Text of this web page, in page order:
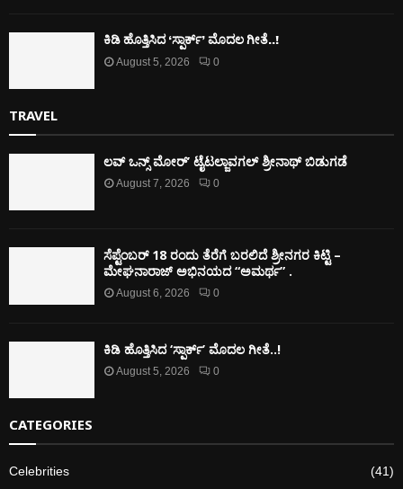
ಕಿಡಿ‌‌ ಹೊತ್ತಿಸಿದ ‘ಸ್ಪಾರ್ಕ್’ ಮೊದಲ‌ ಗೀತೆ..!
August 5, 2026 0
TRAVEL
ಲವ್ ಒನ್ಸ್ ಮೋರ್’ ಟೈಟಲ್ಜಾವಗಲ್ ಶ್ರೀನಾಥ್ ಬಿಡುಗಡೆ
August 7, 2026 0
ಸೆಪ್ಟೆಂಬರ್ 18 ರಂದು ತೆರೆಗೆ ಬರಲಿದೆ ಶ್ರೀನಗರ ಕಿಟ್ಟಿ –
ಮೇಘನಾರಾಜ್ ಅಭಿನಯದ “ಅಮರ್ಥ” .
August 6, 2026 0
ಕಿಡಿ‌‌ ಹೊತ್ತಿಸಿದ ‘ಸ್ಪಾರ್ಕ್’ ಮೊದಲ‌ ಗೀತೆ..!
August 5, 2026 0
CATEGORIES
Celebrities
(41)